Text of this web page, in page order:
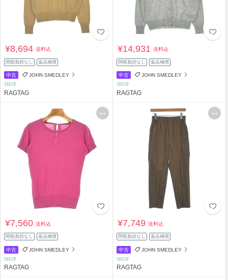
¥8,694送料込
関税負担なし 返品補償
中古 JOHN SMEDLEY
SHOP
RAGTAG
¥14,931送料込
関税負担なし 返品補償
中古 JOHN SMEDLEY
SHOP
RAGTAG
¥7,560送料込
関税負担なし 返品補償
中古 JOHN SMEDLEY
SHOP
RAGTAG
¥7,749送料込
関税負担なし 返品補償
中古 JOHN SMEDLEY
SHOP
RAGTAG